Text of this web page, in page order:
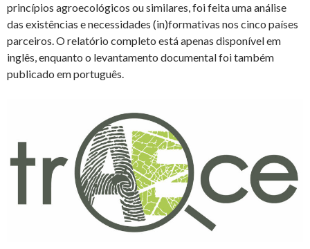
princípios agroecológicos ou similares, foi feita uma análise
das existências e necessidades (in)formativas nos cinco países
parceiros. O relatório completo está apenas disponível em
inglês, enquanto o levantamento documental foi também
publicado em português.